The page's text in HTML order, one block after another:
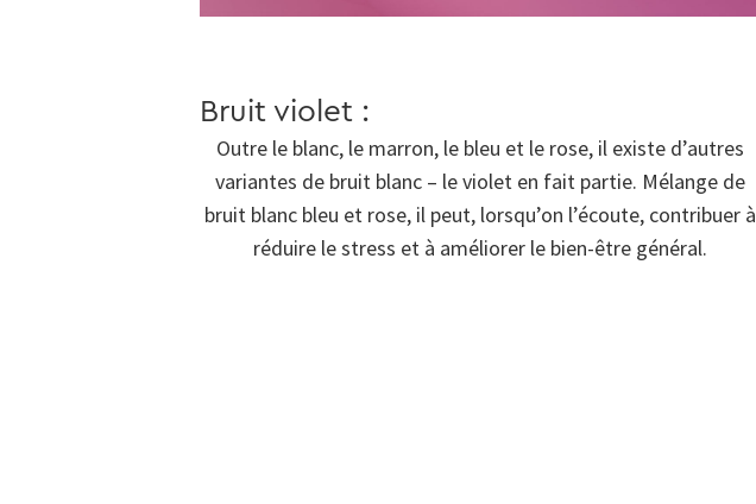
Bruit violet :
Outre le blanc, le marron, le bleu et le rose, il existe d’autres
variantes de bruit blanc – le violet en fait partie. Mélange de
bruit blanc bleu et rose, il peut, lorsqu’on l’écoute, contribuer à
réduire le stress et à améliorer le bien-être général.